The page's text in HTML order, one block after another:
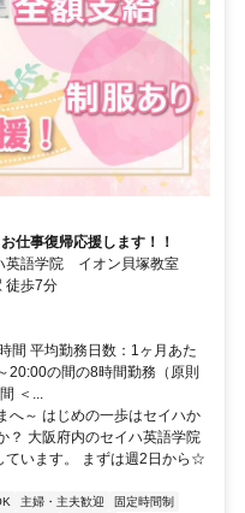
仕事復帰応援します！！
英語学院 イオン貝塚教室
徒歩7分
間 平均勤務日数：1ヶ月あた
の間の8時間勤務（原則
＜...
へ～ はじめの一歩はセイハか
？ 大阪府内のセイハ英語学院
ています。 まずは週2日から☆
主婦・主夫歓迎
固定時間制